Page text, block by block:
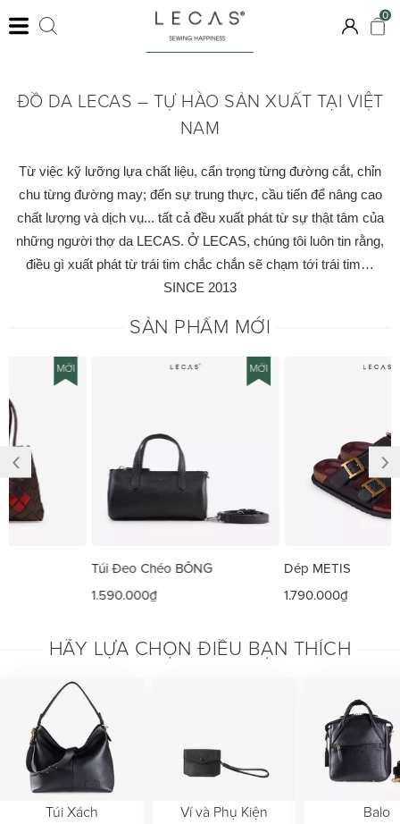
0
KHÁM PHÁ
ĐỒ DA LECAS – TỰ HÀO SẢN XUẤT TẠI VIỆT
NAM
Từ việc kỹ lưỡng lựa chất liệu, cẩn trọng từng đường cắt, chỉn
chu từng đường may; đến sự trung thực, cầu tiến để nâng cao
chất lượng và dịch vụ... tất cả đều xuất phát từ sự thật tâm của
những người thợ da LECAS. Ở LECAS, chúng tôi luôn tin rằng,
điều gì xuất phát từ trái tim chắc chắn sẽ chạm tới trái tim…
SINCE 2013
SẢN PHẨM MỚI
MỚI
Túi Đeo Chéo BÔNG
MỚI
Dép METIS
‹ ›
HÃY LỰA CHỌN ĐIỀU BẠN THÍCH
Túi Xách Ví và Phụ Kiện Balo